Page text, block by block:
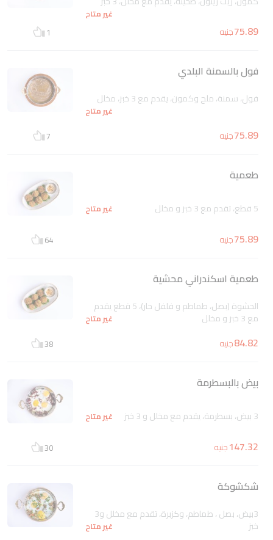
غير متاح
75.89جنيه 1
فول بالسمنة البلدي
فول، سمنة، ملح وكمون، يقدم مع 3 خبز، مخلل
غير متاح
75.89جنيه 7
طعمية
5 قطع، تقدم مع 3 خبز و مخلل غير متاح
75.89جنيه 64
طعمية اسكندراني محشية
الحشوة (بصل، طماطم و فلفل حار)، 5 قطع يقدم
مع 3 خبز و مخلل غير متاح
84.82جنيه 38
بيض بالبسطرمة
3 بيض، بسطرمة، يقدم مع مخلل و 3 خبز غير متاح
147.32جنيه 30
شكشوكة
3بيض، بصل ، طماطم، وكزبرة، تقدم مع مخلل و3
خبز غير متاح